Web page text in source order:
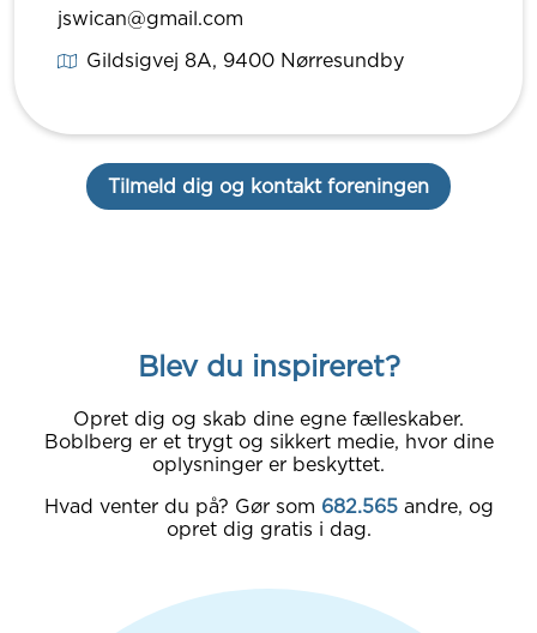
jswican@gmail.com
Gildsigvej 8A, 9400Nørresundby
Tilmeld dig og kontakt foreningen
Blev du inspireret?
Opret dig og skab dine egne fælleskaber.
Boblberg er et trygt og sikkert medie, hvor dine
oplysninger er beskyttet.
Hvad venter du på? Gør som 682.565 andre, og
opret dig gratis i dag.